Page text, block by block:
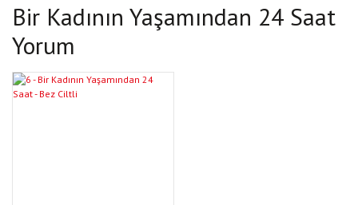
Bir Kadının Yaşamından 24 Saat
Yorum